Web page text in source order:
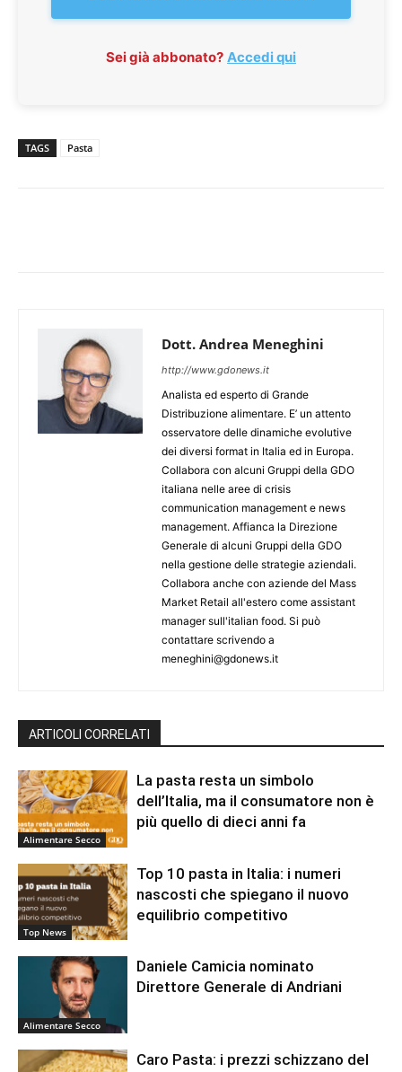
Sei già abbonato? Accedi qui
TAGS Pasta
Dott. Andrea Meneghini
http://www.gdonews.it
Analista ed esperto di Grande
Distribuzione alimentare. E’ un attento
osservatore delle dinamiche evolutive
dei diversi format in Italia ed in Europa.
Collabora con alcuni Gruppi della GDO
italiana nelle aree di crisis
communication management e news
management. Affianca la Direzione
Generale di alcuni Gruppi della GDO
nella gestione delle strategie aziendali.
Collabora anche con aziende del Mass
Market Retail all'estero come assistant
manager sull'italian food. Si può
contattare scrivendo a
meneghini@gdonews.it
ARTICOLI CORRELATI
Alimentare Secco
La pasta resta un simbolo
dell’Italia, ma il consumatore non è
più quello di dieci anni fa
Top News
Top 10 pasta in Italia: i numeri
nascosti che spiegano il nuovo
equilibrio competitivo
Alimentare Secco
Daniele Camicia nominato
Direttore Generale di Andriani
Caro Pasta: i prezzi schizzano del